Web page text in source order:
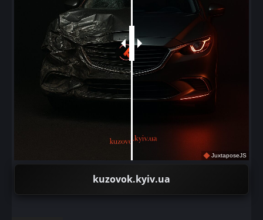
JuxtaposeJS
kuzovok.kyiv.ua